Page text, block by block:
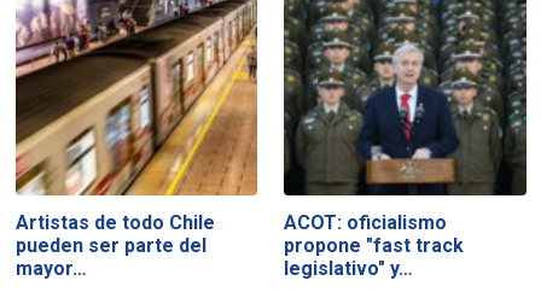
Artistas de todo Chile
pueden ser parte del
mayor…
ACOT: oficialismo
propone "fast track
legislativo" y…